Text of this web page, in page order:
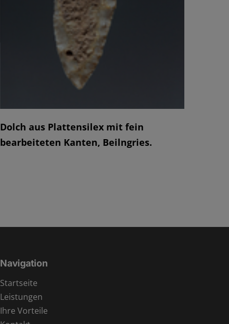
Dolch aus Plattensilex mit fein
bearbeiteten Kanten, Beilngries.
Navigation
Startseite
Leistungen
Ihre Vorteile